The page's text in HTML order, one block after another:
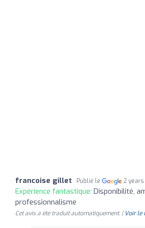
francoise gillet Publié le 2 years
Expérience fantastique: Disponibilité,
professionnalisme
Cet avis a été traduit automatiquement. | Voir le